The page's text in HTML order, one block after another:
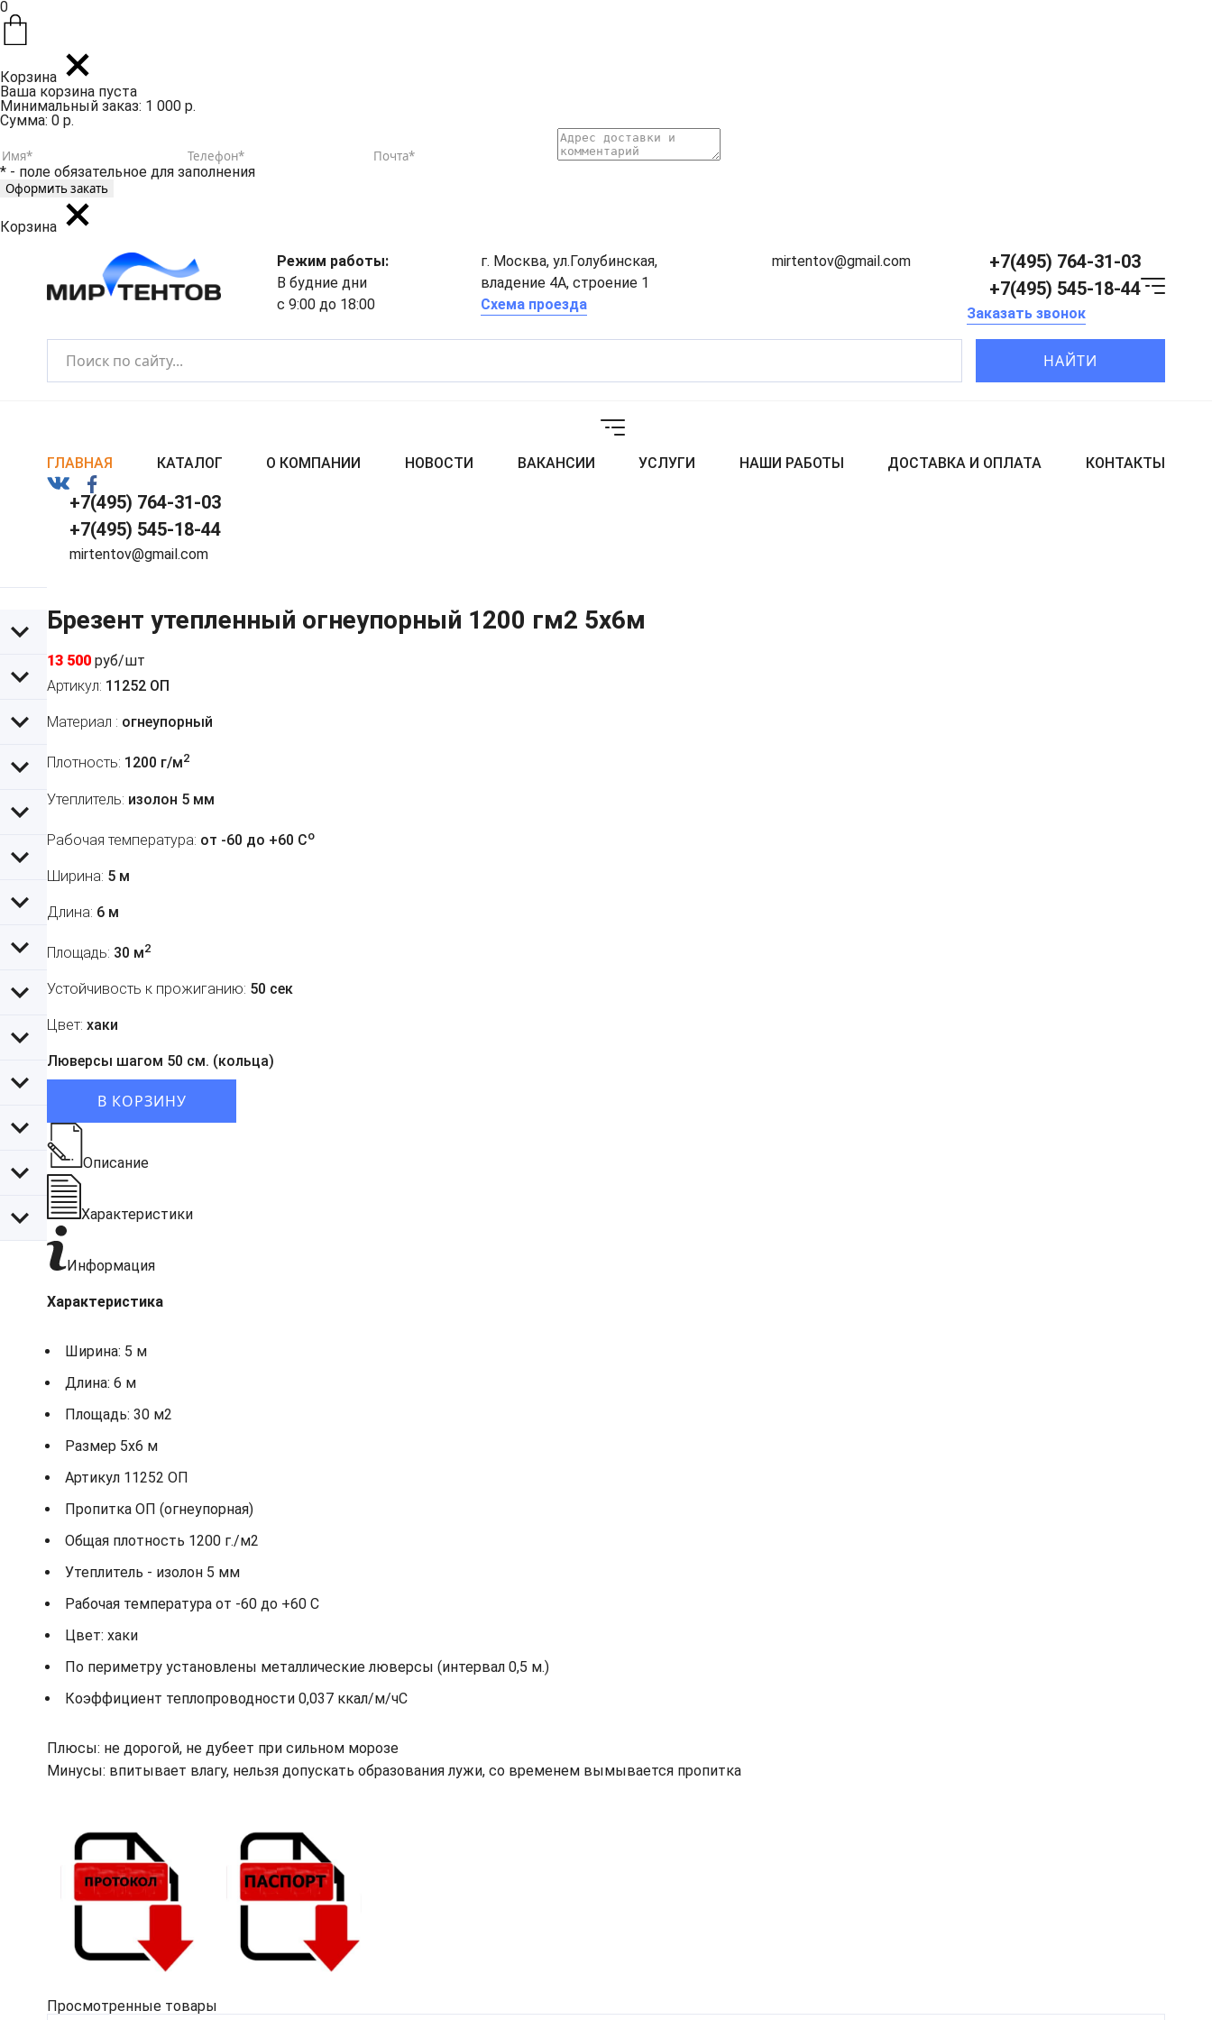
0
Корзина
Ваша корзина пуста
Минимальный заказ: 1 000 р.
Сумма: 0 р.
* - поле обязательное для заполнения
Корзина
Режим работы:
В будние дни
с 9:00 до 18:00
г. Москва, ул.Голубинская,
владение 4А, строение 1
Схема проезда
mirtentov@gmail.com
+7(495) 764-31-03
+7(495) 545-18-44
Заказать звонок
НАЙТИ
ГЛАВНАЯ КАТАЛОГ О КОМПАНИИ НОВОСТИ ВАКАНСИИ УСЛУГИ НАШИ РАБОТЫ ДОСТАВКА И ОПЛАТА КОНТАКТЫ
+7(495) 764-31-03
+7(495) 545-18-44
mirtentov@gmail.com
Брезент утепленный огнеупорный 1200 гм2 5х6м
13 500 руб/шт
Артикул: 11252 ОП
Материал : огнеупорный
Плотность: 1200 г/м2
Утеплитель: изолон 5 мм
Рабочая температура: от -60 до +60 Co
Ширина: 5 м
Длина: 6 м
Площадь: 30 м2
Устойчивость к прожиганию: 50 сек
Цвет: хаки
Люверсы шагом 50 см. (кольца)
В КОРЗИНУ
Описание
Характеристики
Информация
Характеристика
Ширина: 5 м
Длина: 6 м
Площадь: 30 м2
Размер 5х6 м
Артикул 11252 ОП
Пропитка ОП (огнеупорная)
Общая плотность 1200 г./м2
Утеплитель - изолон 5 мм
Рабочая температура от -60 до +60 С
Цвет: хаки
По периметру установлены металлические люверсы (интервал 0,5 м.)
Коэффициент теплопроводности 0,037 ккал/м/чС
Плюсы: не дорогой, не дубеет при сильном морозе
Минусы: впитывает влагу, нельзя допускать образования лужи, со временем вымывается пропитка
Просмотренные товары